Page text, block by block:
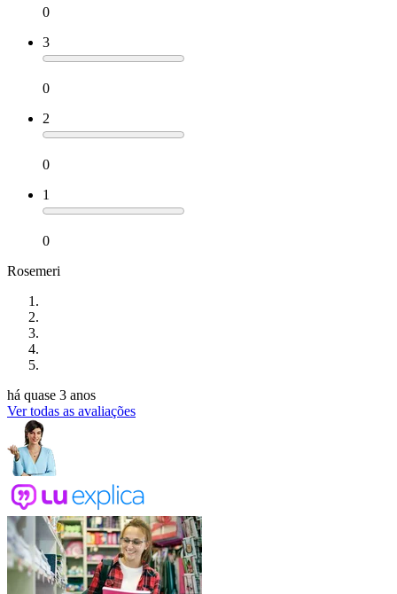
0
3
0
2
0
1
0
Rosemeri
há quase 3 anos
Ver todas as avaliações